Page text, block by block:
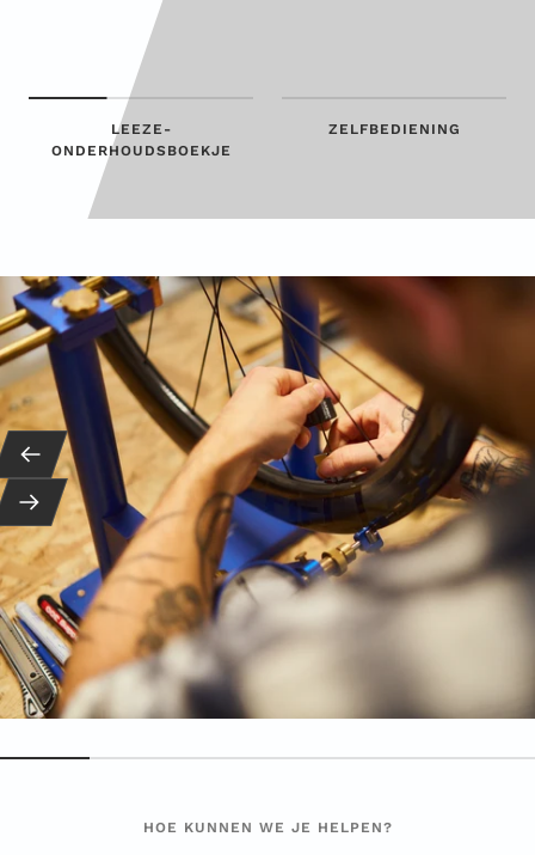
LEEZE-
ONDERHOUDSBOEKJE
ZELFBEDIENING
Terug
HOE KUNNEN WE JE HELPEN?